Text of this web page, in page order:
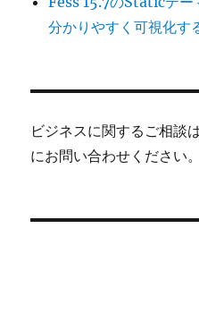
分かりやすく可視化す
ビジネスに関するご相談
にお問い合わせください。